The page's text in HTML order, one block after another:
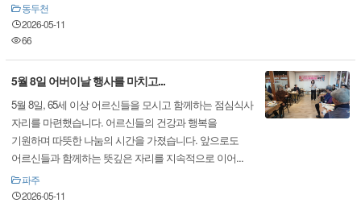
동두천
2026-05-11
66
5월 8일 어버이날 행사를 마치고...
5월 8일, 65세 이상 어르신들을 모시고 함께하는 점심식사
자리를 마련했습니다. 어르신들의 건강과 행복을
기원하며 따뜻한 나눔의 시간을 가졌습니다. 앞으로도
어르신들과 함께하는 뜻깊은 자리를 지속적으로 이어...
파주
2026-05-11